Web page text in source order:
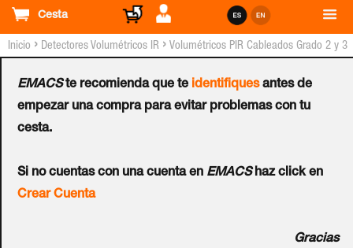
Cesta
EMACSte recomienda que te identifiquesantes de
empezar una compra para evitar problemas con tu
cesta.
Si no cuentas con una cuenta en EMACShaz click en
Crear Cuenta
Gracias
Inicio › Detectores Volumétricos IR › Volumétricos PIR Cableados Grado 2 y 3
Volumétrico PIR UTC™
VE1016AM - G3
Ref.: VE1016AM
vectorial. Alcance: 16 metros con 9 cortinas en abanico.